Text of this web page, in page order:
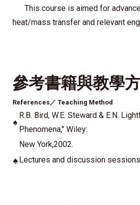
This course is aimed for
heat/mass transfer and relevant
參考書籍與教學
References／ Teaching Method
♠
R.B. Bird, W.E. Steward & E.N.
Phenomena," Wiley:
New York,2002.
♠ Lectures and discussion